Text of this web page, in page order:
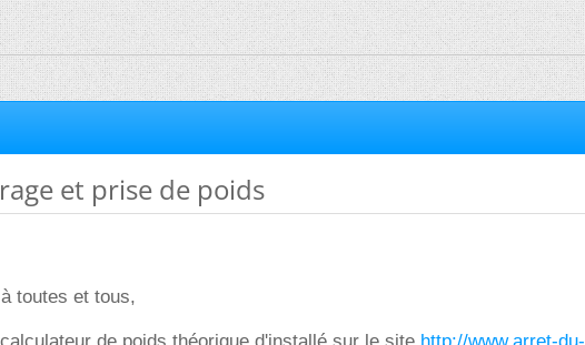
et prise de poids
toutes et tous,